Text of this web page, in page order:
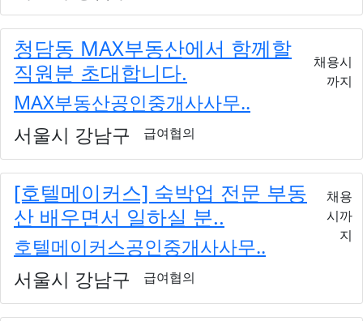
청담동 MAX부동산에서 함께할
직원분 초대합니다.
MAX부동산공인중개사사무..
채용시
까지
서울시 강남구 급여협의
[호텔메이커스] 숙박업 전문 부동
산 배우면서 일하실 분..
호텔메이커스공인중개사사무..
채용
시까
지
서울시 강남구 급여협의